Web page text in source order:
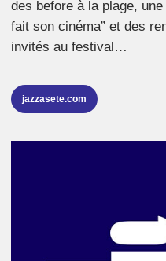
des before à la plage,
fait son cinéma” et des
invités au festival…
jazzasete.com